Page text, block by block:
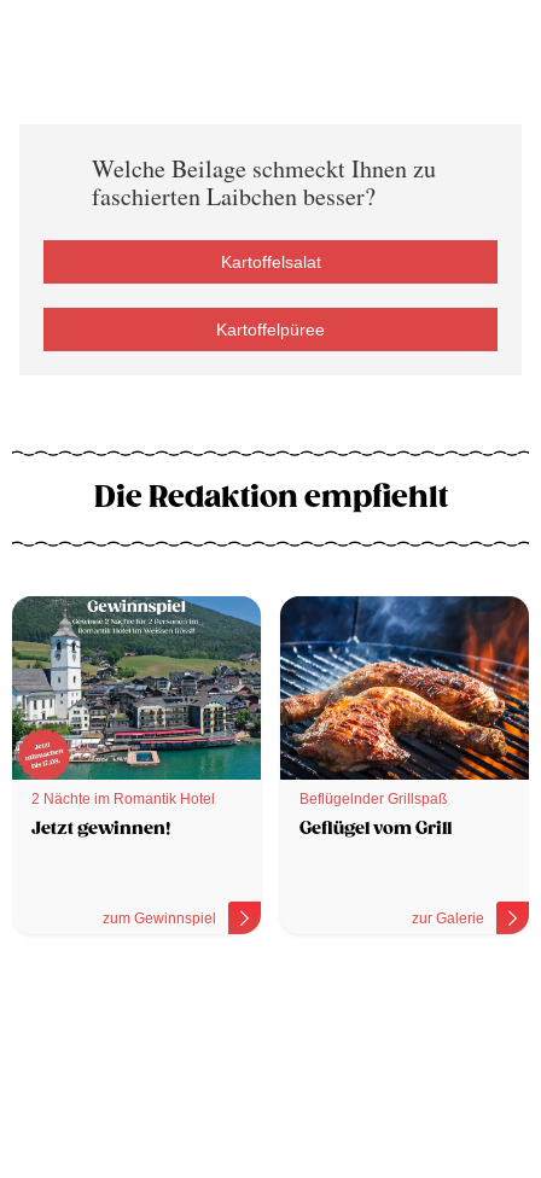
Welche Beilage schmeckt Ihnen zu
faschierten Laibchen besser?
Kartoffelsalat
Kartoffelpüree
Die Redaktion empfiehlt
2 Nächte im Romantik Hotel
Jetzt gewinnen!
zum Gewinnspiel
Beflügelnder Grillspaß
Geflügel vom Grill
zur Galerie